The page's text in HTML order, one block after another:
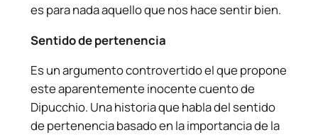
es para nada aquello que nos hace sentir bien.
Sentido de pertenencia
Es un argumento controvertido el que propone
este aparentemente inocente cuento de
Dipucchio. Una historia que habla del sentido
de pertenencia basado en la importancia de la